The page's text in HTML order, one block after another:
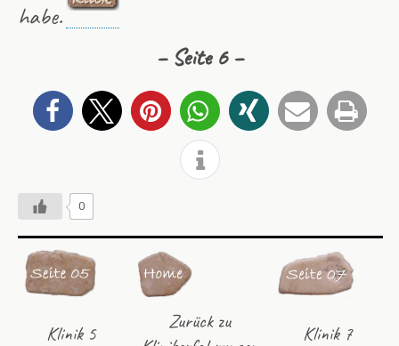
habe.
– Seite 6 –
0
Klinik 5
Zurück zu
Klinik 7